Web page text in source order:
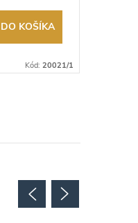
DO KOŠÍKA
Kód: 20021/1